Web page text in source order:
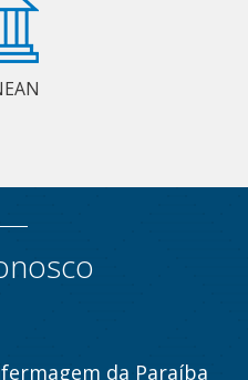
da Paraíba